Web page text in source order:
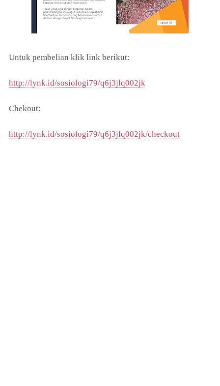
Untuk pembelian klik link berikut:
http://lynk.id/sosiologi79/q6j3jlq002jk
Chekout:
http://lynk.id/sosiologi79/q6j3jlq002jk/checkout